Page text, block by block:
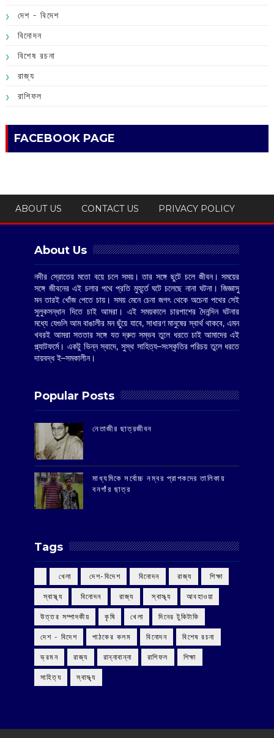
দেশ - বিদেশ
বিনোদন
বিশেষ রচনা
রাজ্য
রাশিফল
FACEBOOK PAGE
ABOUT US CONTACT US PRIVACY POLICY
About Us
নদীর স্রোতের মতো বয়ে চলে সময়। তার সঙ্গে ছুটে চলে জীবন। সময়ের
সঙ্গে জীবনের এই চলার পথে প্রতি মুহূর্তে ঘটে চলেছে নানা ঘটনা। জিজ্ঞাসু
মন তারই খোঁজ পেতে চায়। সময় মেনে চেনা জগৎ থেকে অচেনা পথের সেই
সুলুকসন্ধান দিতে চাই আমরা। এই সময়কালে চারপাশের দৈনন্দিন ঘটনার
মধ্যে যেগুলি আম বাঙালীর মন ছুঁয়ে যাবে, সাধারণ মানুষের স্বার্থ থাকবে, এমন
খবরই আমরা সততার সঙ্গে যত দ্রুত সম্ভব তুলে ধরতে চাই আমাদের এই
প্ল্যাটফর্মে। একটু ভিন্ন স্বাদে, সুস্থ সাহিত্য–সংস্কৃতির পরিচয় তুলে ধরতে
দায়বদ্ধ ই–সমকালীন।
Popular Posts
‌নেতাজীর ছাত্রজীবন
মাধ্যমিকে সর্বোচ্চ নম্বর প্রাপকদের তালিকায়
বনগাঁর ছাত্র
Tags
‌ খেলা ‌ দেশ-বিদেশ ‌ বিনোদন ‌ রাজ্য ‌ শিক্ষা
‌ স্বাস্থ্য ‌ বিনোদন ‌ রাজ্য ‌ স্বাস্থ্য আবহাওয়া
উত্তর সম্পাদকীয় কৃষি খেলা দিনের টুকিটাকি
দেশ - বিদেশ পাঠকের কলম বিনোদন বিশেষ রচনা
ভ্রমন রাজ্য রান্নাবান্না রাশিফল শিক্ষা
সাহিত্য স্বাস্থ্য